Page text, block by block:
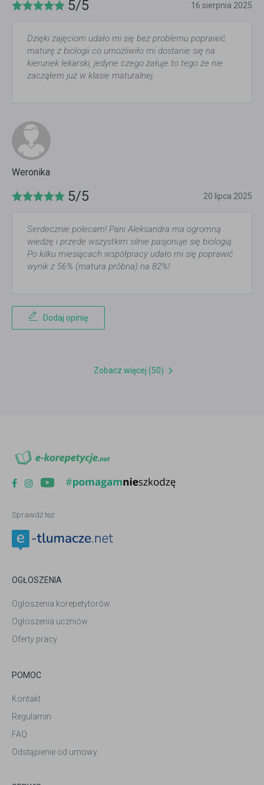
5/5 16 sierpnia 2025
Dzięki zajęciom udało mi się bez problemu poprawić
maturę z biologii co umożliwiło mi dostanie się na
kierunek lekarski, jedyne czego żałuje to tego że nie
zacząłem już w klasie maturalnej.
Weronika
5/5 20 lipca 2025
Serdecznie polecam! Pani Aleksandra ma ogromną
wiedzę i przede wszystkim silnie pasjonuje się biologią.
Po kilku miesiącach współpracy udało mi się poprawić
wynik z 56% (matura próbna) na 82%!
Dodaj opinię
Zobacz więcej (50)
Sprawdź też:
OGŁOSZENIA
Ogłoszenia korepetytorów
Ogłoszenia uczniów
Oferty pracy
POMOC
Kontakt
Regulamin
FAQ
Odstąpienie od umowy